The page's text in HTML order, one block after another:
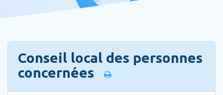
Conseil local des personnes
concernées